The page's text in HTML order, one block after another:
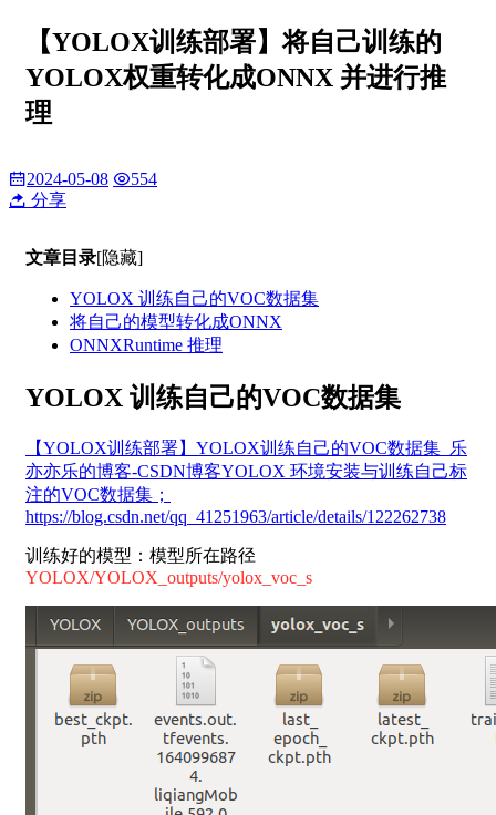
【YOLOX训练部署】将自己训练的
YOLOX权重转化成ONNX 并进行推
理
2024-05-08
554
分享
文章目录[隐藏]
YOLOX 训练自己的VOC数据集
将自己的模型转化成ONNX
ONNXRuntime 推理
YOLOX 训练自己的VOC数据集
【YOLOX训练部署】YOLOX训练自己的VOC数据集_乐
亦亦乐的博客-CSDN博客YOLOX 环境安装与训练自己标
注的VOC数据集；
https://blog.csdn.net/qq_41251963/article/details/122262738
训练好的模型：模型所在路径
YOLOX/YOLOX_outputs/yolox_voc_s